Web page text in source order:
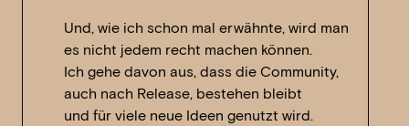
Und, wie ich schon mal erwähnte, wird man
es nicht jedem recht machen können.
Ich gehe davon aus, dass die Community,
auch nach Release, bestehen bleibt
und für viele neue Ideen genutzt wird.